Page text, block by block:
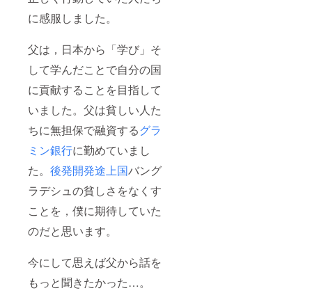
に感服しました。
父は，日本から「学び」そ
して学んだことで自分の国
に貢献することを目指して
いました。父は貧しい人た
ちに無担保で融資するグラ
ミン銀行に勤めていまし
た。 後発開発途上国バング
ラデシュの貧しさをなくす
ことを，僕に期待していた
のだと思います。
今にして思えば父から話を
もっと聞きたかった…。